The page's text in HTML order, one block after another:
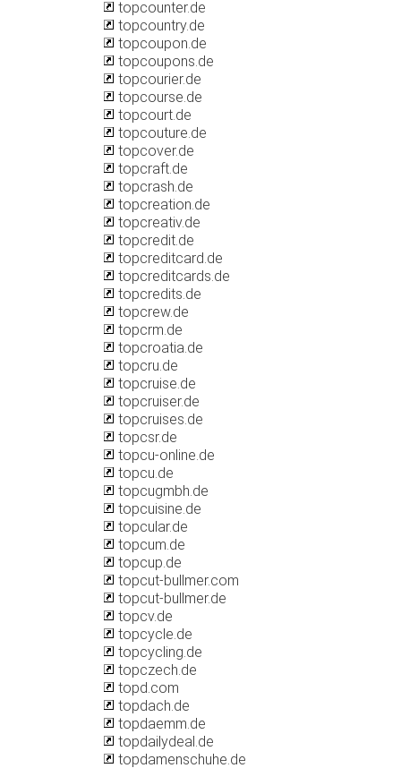
topcounter.de
topcountry.de
topcoupon.de
topcoupons.de
topcourier.de
topcourse.de
topcourt.de
topcouture.de
topcover.de
topcraft.de
topcrash.de
topcreation.de
topcreativ.de
topcredit.de
topcreditcard.de
topcreditcards.de
topcredits.de
topcrew.de
topcrm.de
topcroatia.de
topcru.de
topcruise.de
topcruiser.de
topcruises.de
topcsr.de
topcu-online.de
topcu.de
topcugmbh.de
topcuisine.de
topcular.de
topcum.de
topcup.de
topcut-bullmer.com
topcut-bullmer.de
topcv.de
topcycle.de
topcycling.de
topczech.de
topd.com
topdach.de
topdaemm.de
topdailydeal.de
topdamenschuhe.de